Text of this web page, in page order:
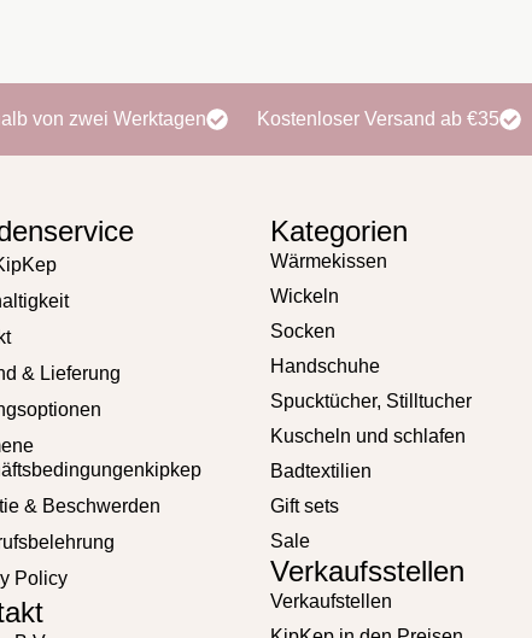
von zwei Werktagen Kostenloser Versand ab €35
& Lieferung
& Beschwerden
Policy
Kategorien
Wärmekissen
Wickeln
Socken
Handschuhe
Spucktücher, Stilltucher
Kuscheln und schlafen
Badtextilien
Gift sets
Sale
Verkaufsstellen
Verkaufstellen